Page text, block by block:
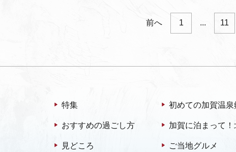
前へ 1 ... 11
特集
おすすめの過ごし方
見どころ
初めての加賀温泉
加賀に泊まって！
ご当地グルメ